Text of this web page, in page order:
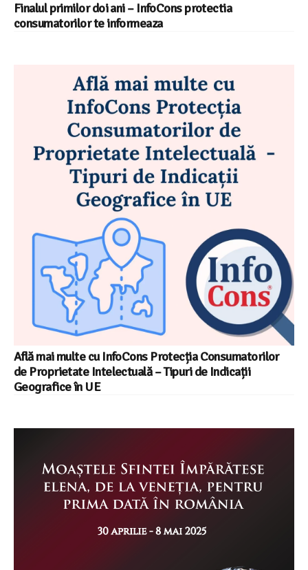
Finalul primilor doi ani – InfoCons protectia
consumatorilor te informeaza
Află mai multe cu InfoCons Protecția Consumatorilor
de Proprietate Intelectuală – Tipuri de Indicații
Geografice în UE